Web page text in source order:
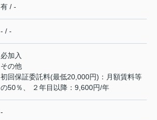
有 / -
- / -
必加入
その他
初回保証委託料(最低20,000円)：月額賃料等
の50％、 ２年目以降：9,600円/年
-